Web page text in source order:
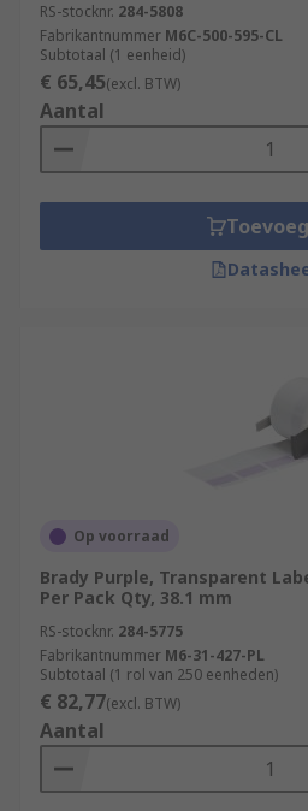
RS-stocknr. 284-5808
Fabrikantnummer M6C-500-595-CL
Subtotaal (1 eenheid)
€ 65,45(excl. BTW)
Aantal
Op voorraad
Brady Purple, Transparent
Per Pack Qty, 38.1 mm
RS-stocknr. 284-5775
Fabrikantnummer M6-31-427-PL
Subtotaal (1 rol van 250 eenheden)
€ 82,77(excl. BTW)
Aantal